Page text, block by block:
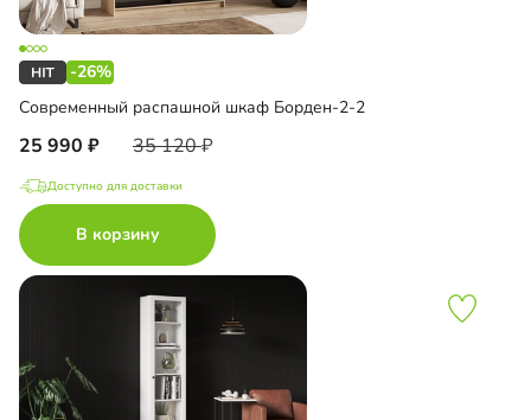
-26%
Современный распашной шкаф Борден-2-2
25 990 35 120
Доступно для доставки
В корзину